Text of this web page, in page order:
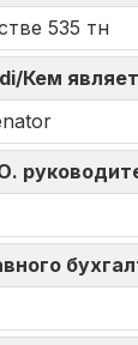
535 тн
Кем